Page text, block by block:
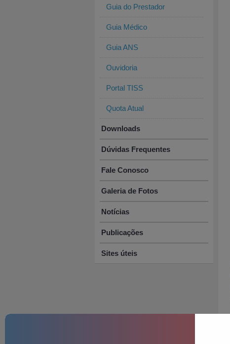
Guia do Prestador
Guia Médico
Guia ANS
Ouvidoria
Portal TISS
Quota Atual
Downloads
Dúvidas Frequentes
Fale Conosco
Galeria de Fotos
Notícias
Publicações
Sites úteis